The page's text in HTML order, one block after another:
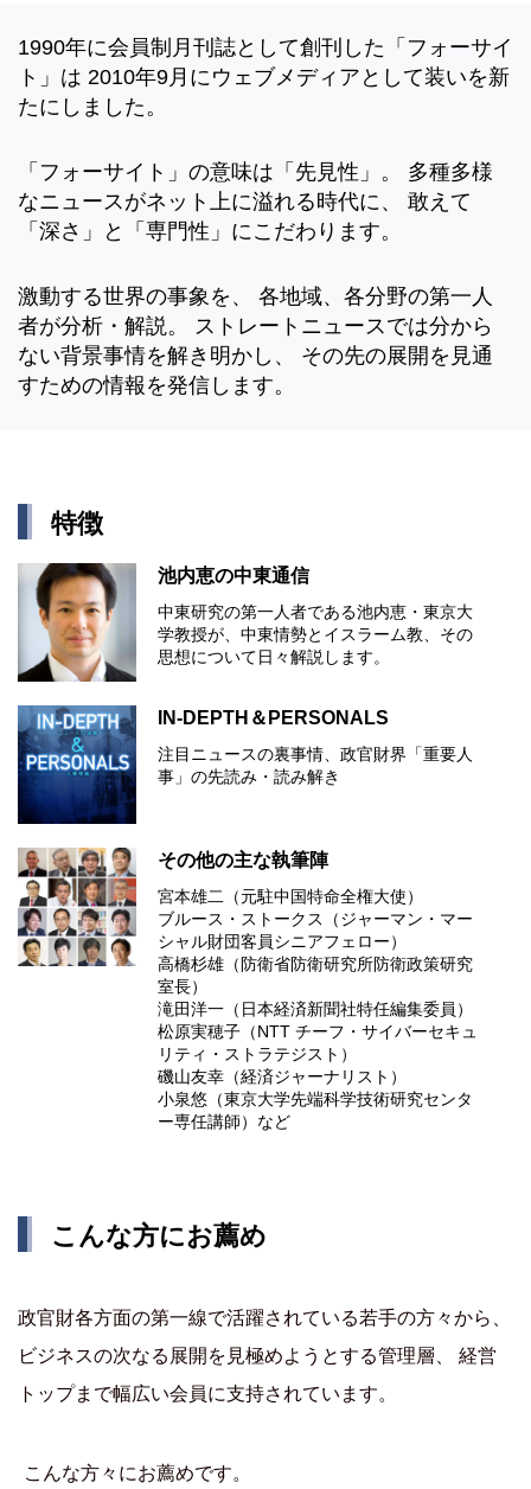
1990年に会員制月刊誌として創刊した「フォーサイ
ト」は 2010年9月にウェブメディアとして装いを新
たにしました。
「フォーサイト」の意味は「先見性」。 多種多様
なニュースがネット上に溢れる時代に、 敢えて
「深さ」と「専門性」にこだわります。
激動する世界の事象を、 各地域、各分野の第一人
者が分析・解説。 ストレートニュースでは分から
ない背景事情を解き明かし、 その先の展開を見通
すための情報を発信します。
特徴
池内恵の中東通信
中東研究の第⼀⼈者である池内恵・東京⼤
学教授が、中東情勢とイスラーム教、その
思想について⽇々解説します。
IN-DEPTH＆PERSONALS
注目ニュースの裏事情、政官財界「重要人
事」の先読み・読み解き
その他の主な執筆陣
宮本雄二（元駐中国特命全権大使）
ブルース・ストークス（ジャーマン・マー
シャル財団客員シニアフェロー）
高橋杉雄（防衛省防衛研究所防衛政策研究
室長）
滝田洋一（日本経済新聞社特任編集委員）
松原実穂子（NTT チーフ・サイバーセキュ
リティ・ストラテジスト）
磯山友幸（経済ジャーナリスト）
小泉悠（東京大学先端科学技術研究センタ
ー専任講師）など
こんな方にお薦め
政官財各方面の第一線で活躍されている若手の方々から、
ビジネスの次なる展開を見極めようとする管理層、 経営
トップまで幅広い会員に支持されています。
こんな方々にお薦めです。